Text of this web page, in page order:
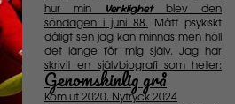
hur min
Verklighetblev den
söndagen i juni 88. Mått psykiskt
dåligt sen jag kan minnas men höll
det länge för mig själv. Jag har
skrivit en självbiografi som heter:
Genomskinlig grå
Kom ut 2020. Nytryck 2024